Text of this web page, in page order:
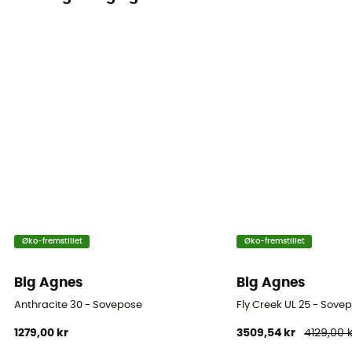
Øko-fremstillet
Big Agnes
Anthracite 30 - Sovepose
1279,00 kr
Øko-fremstillet
Big Agnes
Fly Creek UL 25 -
3509,54 kr 4129,00